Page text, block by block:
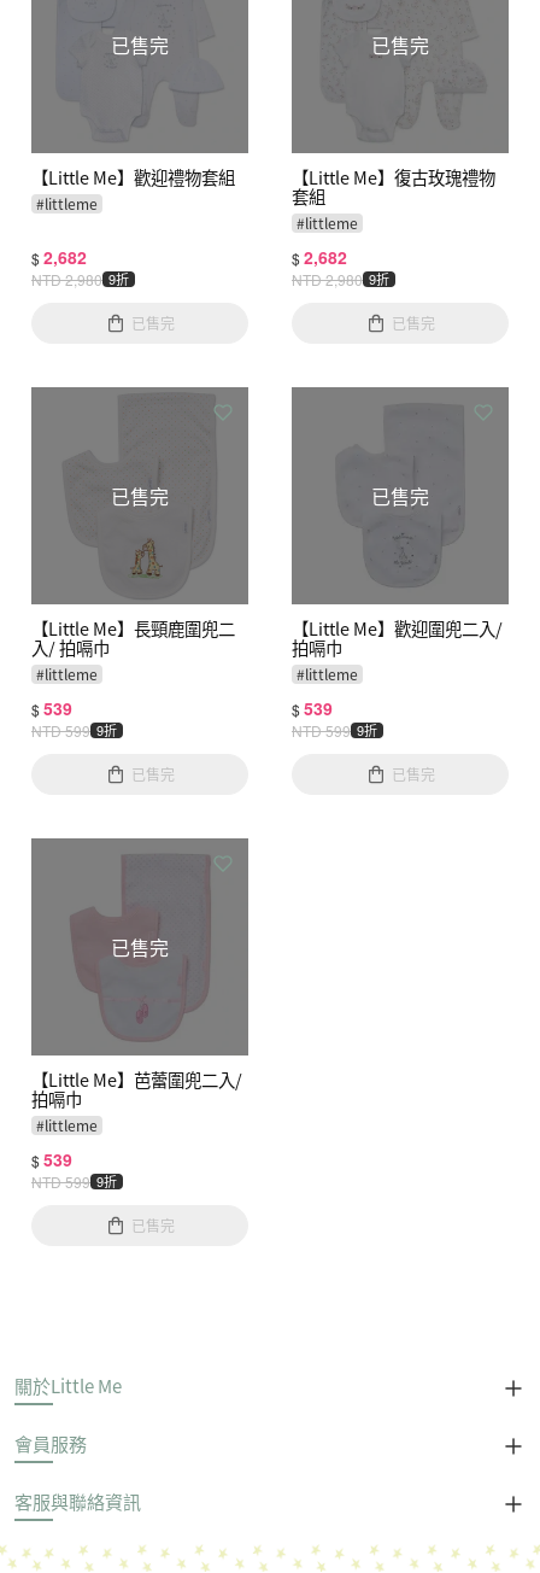
已售完
【Little Me】歡迎禮物套組
#littleme
$2,682
NTD2,980 9折
已售完
已售完
【Little Me】復古玫瑰禮物
套組
#littleme
$2,682
NTD2,980 9折
已售完
已售完
【Little Me】長頸鹿圍兜二
入/ 拍嗝巾
#littleme
$539
NTD599 9折
已售完
已售完
【Little Me】歡迎圍兜二入/
拍嗝巾
#littleme
$539
NTD599 9折
已售完
已售完
【Little Me】芭蕾圍兜二入/
拍嗝巾
#littleme
$539
NTD599 9折
已售完
關於Little Me
會員服務
客服與聯絡資訊